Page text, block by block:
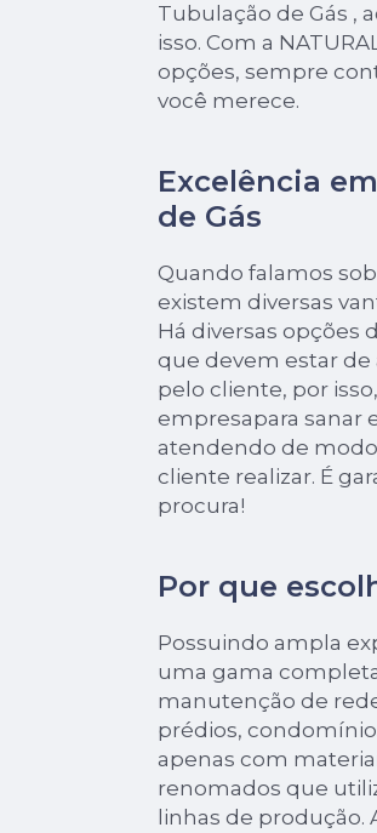
Tubulação de Gás ,
isso. Com a
opções, sempre
você merece.
Excelência
de Gás
Quando falamos
existem diversas
Há diversas opções
que devem estar
pelo cliente, por
empresapara sanar
atendendo de
cliente realizar. É
procura!
Por que
Possuindo ampla
uma gama
manutenção de
prédios,
apenas com
renomados que
linhas de